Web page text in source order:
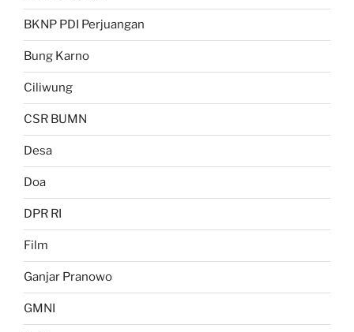
BKNP PDI Perjuangan
Bung Karno
Ciliwung
CSR BUMN
Desa
Doa
DPR RI
Film
Ganjar Pranowo
GMNI